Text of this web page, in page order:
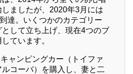
しましたが、2020年3月には
達。いくつかのカテゴリー
として立ち上げ、現在4つのブ
ています。
ャンピングカー（トイファ
ルコーバ）を購入し、妻と二